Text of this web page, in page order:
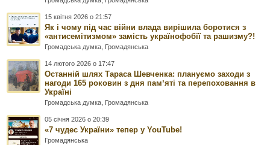
15 квітня 2026 о 21:57
Як і чому під час війни влада вирішила боротися з
«антисемітизмом» замість українофобії та рашизму?!
Громадська думка Громадянська
14 лютого 2026 о 17:47
Останній шлях Тараса Шевченка: плануємо заходи з
нагоди 165 роковин з дня памʼяті та перепоховання в
Україні
Громадська думка Громадянська
05 січня 2026 о 20:39
«7 чудес України» тепер у YouTube!
Громадянська